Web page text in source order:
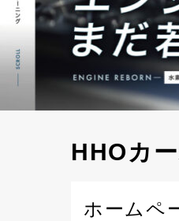
HHOカ
ホームペ